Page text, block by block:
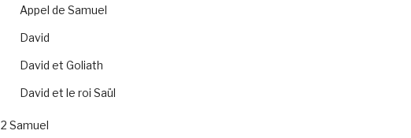
Appel de Samuel
David
David et Goliath
David et le roi Saül
2 Samuel